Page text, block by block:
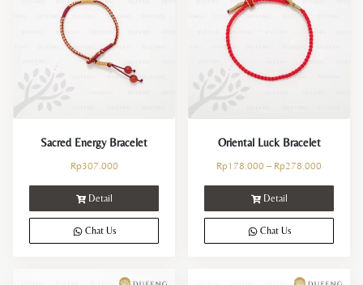
Sacred Energy Bracelet
Rp307.000
Detail
Chat Us
Oriental Luck Bracelet
Rp178.000 – Rp278.000
Detail
Chat Us